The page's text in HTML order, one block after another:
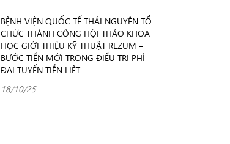
BỆNH VIỆN QUỐC TẾ THÁI NGUYÊN TỔ
CHỨC THÀNH CÔNG HỘI THẢO KHOA
HỌC GIỚI THIỆU KỸ THUẬT REZUM –
BƯỚC TIẾN MỚI TRONG ĐIỀU TRỊ PHÌ
ĐẠI TUYẾN TIỀN LIỆT
18/10/25